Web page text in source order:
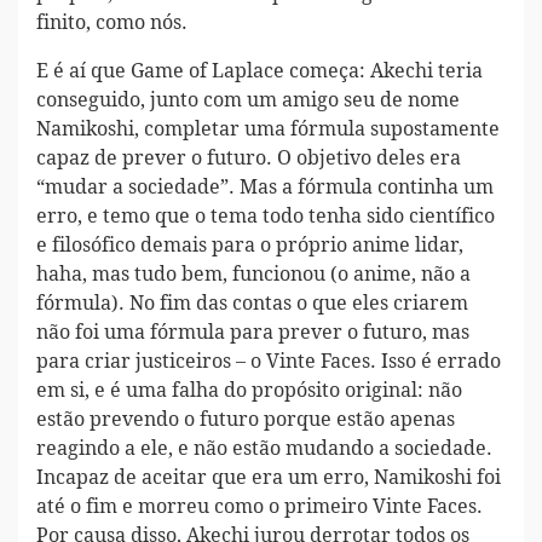
finito, como nós.
E é aí que Game of Laplace começa: Akechi teria
conseguido, junto com um amigo seu de nome
Namikoshi, completar uma fórmula supostamente
capaz de prever o futuro. O objetivo deles era
“mudar a sociedade”. Mas a fórmula continha um
erro, e temo que o tema todo tenha sido científico
e filosófico demais para o próprio anime lidar,
haha, mas tudo bem, funcionou (o anime, não a
fórmula). No fim das contas o que eles criarem
não foi uma fórmula para prever o futuro, mas
para criar justiceiros – o Vinte Faces. Isso é errado
em si, e é uma falha do propósito original: não
estão prevendo o futuro porque estão apenas
reagindo a ele, e não estão mudando a sociedade.
Incapaz de aceitar que era um erro, Namikoshi foi
até o fim e morreu como o primeiro Vinte Faces.
Por causa disso, Akechi jurou derrotar todos os